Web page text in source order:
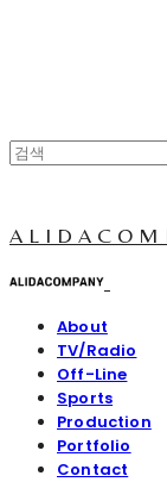
A L I D A C O M
About
TV/Radio
Off-Line
Sports
Production
Portfolio
Contact